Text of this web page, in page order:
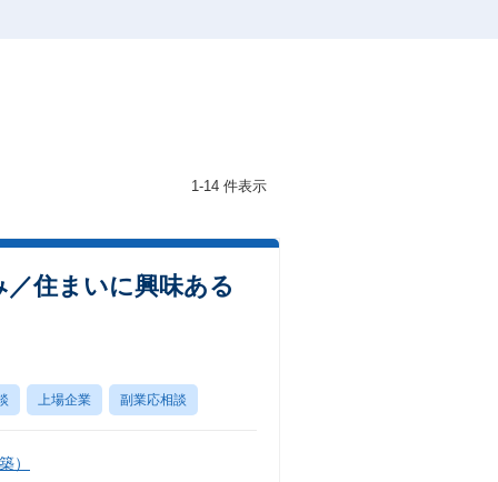
1-14 件表示
住まいに興味ある
上場企業 副業応相談
）